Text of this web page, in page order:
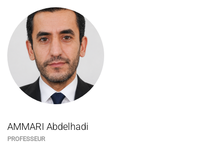
AMMARI Abdelhadi
PROFESSEUR